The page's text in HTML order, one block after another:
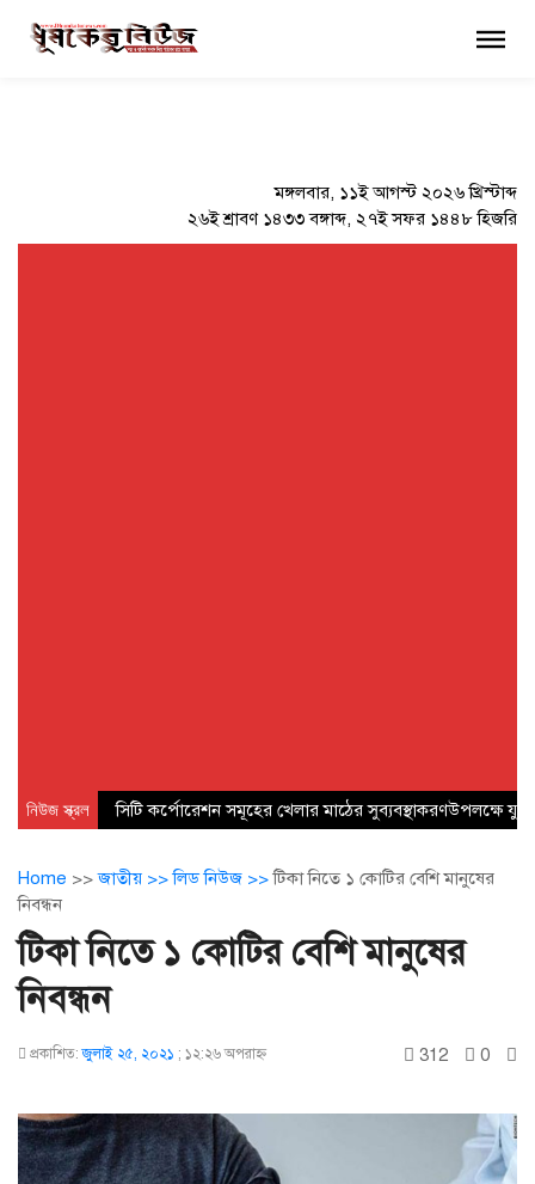
মঙ্গলবার, ১১ই আগস্ট ২০২৬ খ্রিস্টাব্দ
২৬ই শ্রাবণ ১৪৩৩ বঙ্গাব্দ, ২৭ই সফর ১৪৪৮ হিজরি
×
নিউজ স্ক্রল সিটি কর্পোরেশন সমূহের খেলার মাঠের সুব্যবস্থাকরণউপলক্ষে
Home >>জাতীয় >>লিড নিউজ >>টিকা নিতে ১ কোটির বেশি মানুষের
নিবন্ধন
টিকা নিতে ১ কোটির বেশি মানুষের
নিবন্ধন
প্রকাশিত:জুলাই ২৫, ২০২১ ; ১২:২৬ অপরাহ্ণ 312 0